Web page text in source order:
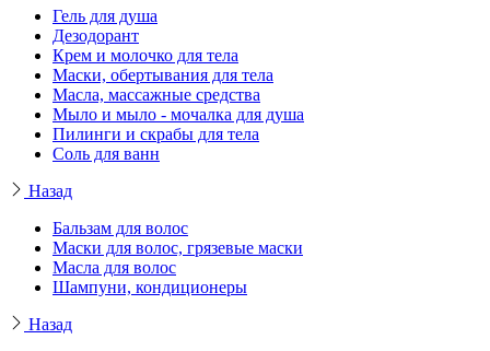
Гель для душа
Дезодорант
Крем и молочко для тела
Маски, обертывания для тела
Масла, массажные средства
Мыло и мыло - мочалка для душа
Пилинги и скрабы для тела
Соль для ванн
Назад
Бальзам для волос
Маски для волос, грязевые маски
Масла для волос
Шампуни, кондиционеры
Назад